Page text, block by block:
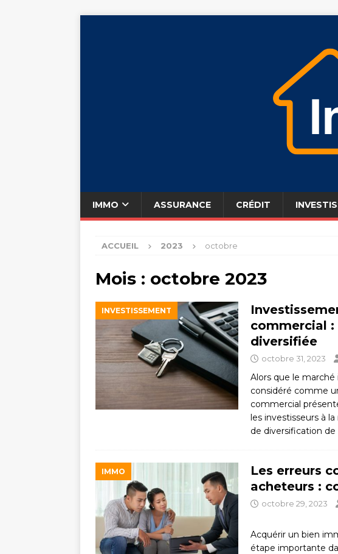
IMMO ASSURANCE CRÉDIT
ACCUEIL 2023 octobre
Mois : octobre 2023
INVESTISSEMENT
commercial
diversifiée
octobre 31, 2023
Alors que le
considéré comme
commercial
les investisseurs à
de diversification
IMMO
Les erreurs
acheteurs :
octobre 29, 2023
Acquérir un bien
étape importante